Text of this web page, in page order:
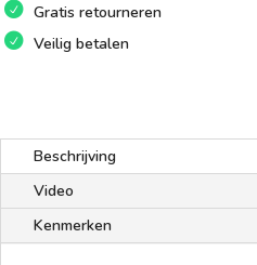
Gratis retourneren
Veilig betalen
Beschrijving
Video
Kenmerken